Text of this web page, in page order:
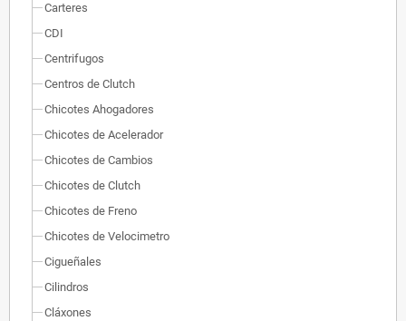
Carteres
CDI
Centrifugos
Centros de Clutch
Chicotes Ahogadores
Chicotes de Acelerador
Chicotes de Cambios
Chicotes de Clutch
Chicotes de Freno
Chicotes de Velocimetro
Cigueñales
Cilindros
Cláxones